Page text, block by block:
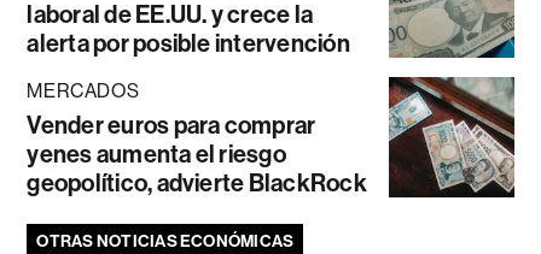
laboral de EE.UU. y crece la
alerta por posible intervención
MERCADOS
Vender euros para comprar
yenes aumenta el riesgo
geopolítico, advierte BlackRock
OTRAS NOTICIAS ECONÓMICAS